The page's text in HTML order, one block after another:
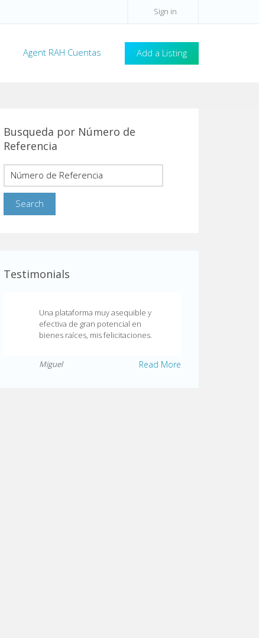
Sign in
Add a Listing
Agent RAH Cuentas
Busqueda por Número de
Referencia
Testimonials
Una plataforma muy asequible y
efectiva de gran potencial en
bienes raíces, mis felicitaciones.
Read More
Miguel